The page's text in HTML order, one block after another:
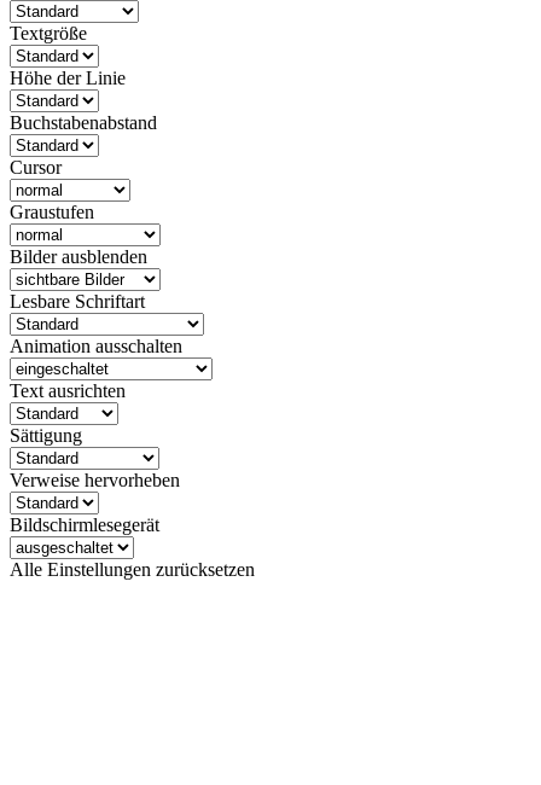
Textgröße
Höhe der Linie
Buchstabenabstand
Cursor
Graustufen
Bilder ausblenden
Lesbare Schriftart
Animation ausschalten
Text ausrichten
Sättigung
Verweise hervorheben
Bildschirmlesegerät
Alle Einstellungen zurücksetzen